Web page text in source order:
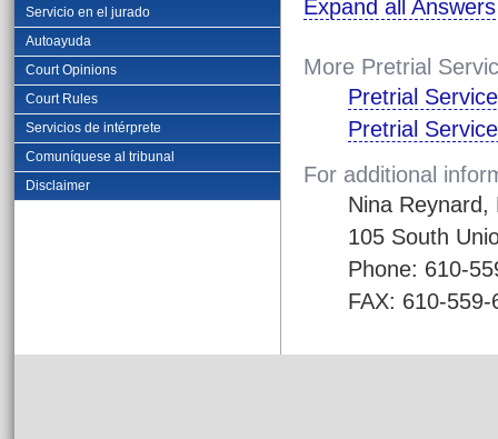
Servicio en el jurado
Autoayuda
Court Opinions
Court Rules
Servicios de intérprete
Comuníquese al tribunal
Disclaimer
Expand all Answers
More Pretrial
Pretrial
Pretrial
For additional
Nina Reynard,
105 South
Phone: 610-
FAX: 610-559-